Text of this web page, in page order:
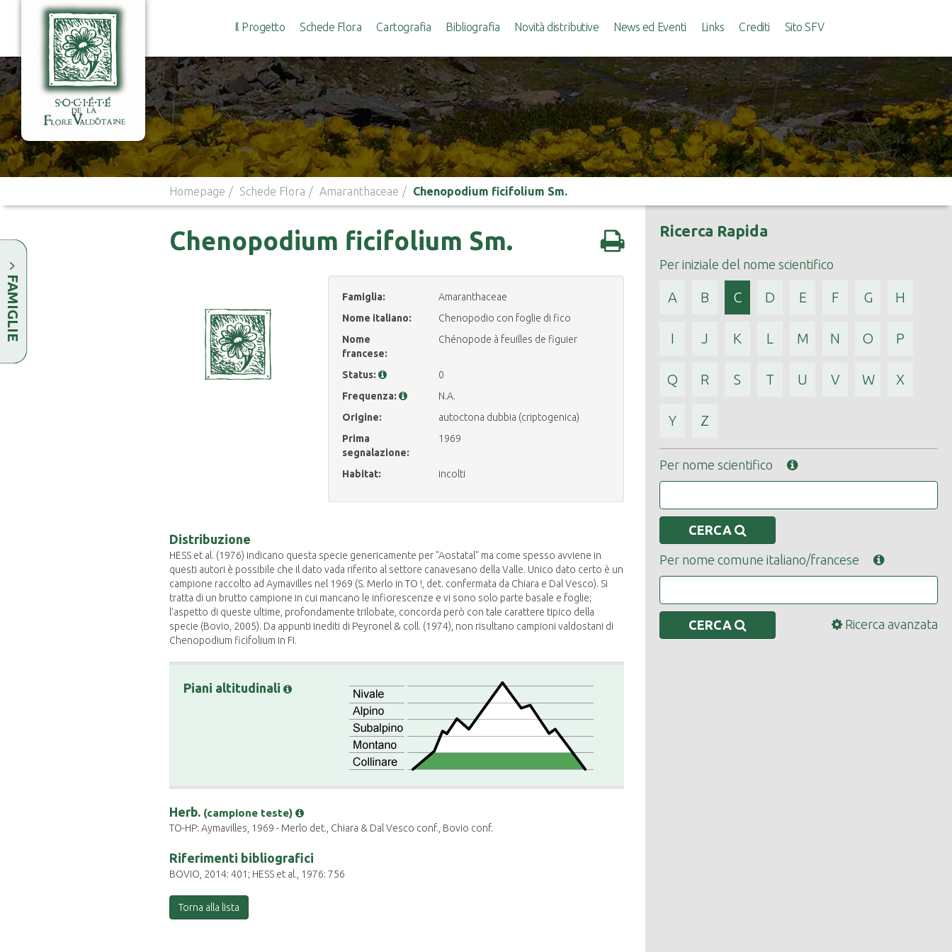
Il Progetto Schede Flora Cartografia Bibliografia Novità distributive News ed Eventi Links Crediti Sito SFV
Homepage Schede Flora Amaranthaceae Chenopodium ficifolium Sm.
FAMIGLIE
Chenopodium ficifolium Sm.
Famiglia:
Amaranthaceae
Nome italiano:
Chenopodio con foglie di fico
Nome
francese:
Chénopode à feuilles de figuier
Status:
0
Frequenza:
N.A.
Origine:
autoctona dubbia (criptogenica)
Prima
segnalazione:
1969
Habitat: incolti
Distribuzione
HESS et al. (1976) indicano questa specie genericamente per "Aostatal" ma come spesso avviene in
questi autori è possibile che il dato vada riferito al settore canavesano della Valle. Unico dato certo è un
campione raccolto ad Aymavilles nel 1969 (S. Merlo in TO !, det. confermata da Chiara e Dal Vesco). Si
tratta di un brutto campione in cui mancano le infiorescenze e vi sono solo parte basale e foglie;
l’aspetto di queste ultime, profondamente trilobate, concorda però con tale carattere tipico della
specie (Bovio, 2005). Da appunti inediti di Peyronel & coll. (1974), non risultano campioni valdostani di
Chenopodium ficifolium in FI.
Piani altitudinali
Herb. (campione teste)
TO-HP: Aymavilles, 1969 - Merlo det., Chiara & Dal Vesco conf., Bovio conf.
Riferimenti bibliografici
BOVIO, 2014: 401; HESS et al., 1976: 756
Torna alla lista
Ricerca Rapida
Per iniziale del nome scientifico
A B C D E F G H
I J K L M N O P
Q R S T U V W X
Y Z
Per nome scientifico
CERCA
Per nome comune italiano/francese
CERCA Ricerca avanzata